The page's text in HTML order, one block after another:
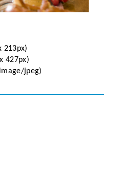
213px)
427px)
jpeg)